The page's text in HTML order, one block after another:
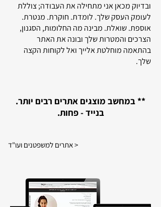
ובדיוק מכאן אני מתחילה את העבודה; צוללת
לעומק העסק שלך. לומדת. חוקרת. מנטרת.
אוספת. שואלת. מבינה מה החלומות, הסגנון,
הצרכים והמטרות שלך ובונה את האתר
בהתאמה מוחלטת אלייך ואל לקוחות הקצה
שלך.
** במחשב מוצגים אתרים רבים יותר.
בנייד - פחות.
אתרים למשפטנים ועו"ד >